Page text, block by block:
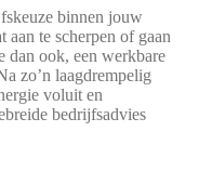
binnen jouw
te scherpen of gaan
dan ook, een werkbare
zo’n laagdrempelig
voluit en
bedrijfsadvies